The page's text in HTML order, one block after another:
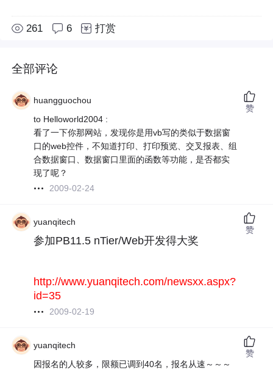
261 6 打赏
全部评论
huangguochou
to Helloworld2004 :
看了一下你那网站，发现你是用vb写的类似于数据窗
口的web控件，不知道打印、打印预览、交叉报表、组
合数据窗口、数据窗口里面的函数等功能，是否都实
现了呢？
2009-02-24
赞
yuanqitech
参加PB11.5 nTier/Web开发得大奖
http://www.yuanqitech.com/newsxx.aspx?
id=35
2009-02-19
赞
yuanqitech
因报名的人较多，限额已调到40名，报名从速～～～
赞